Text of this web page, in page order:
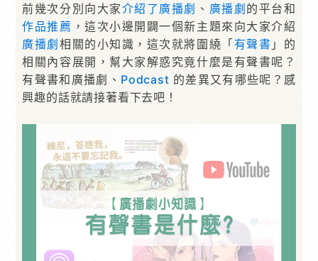
前幾次分別向大家介紹了廣播劇 、 廣播劇的平台和
作品推薦 ，這次小邊開闢一個新主題來向大家介紹
廣播劇相關的小知識，這次就將圍繞「有聲書 」的
相關內容展開，幫大家解惑究竟什麼是有聲書呢？
有聲書和廣播劇、 Podcast 的差異又有哪些呢？感
興趣的話就請接著看下去吧！